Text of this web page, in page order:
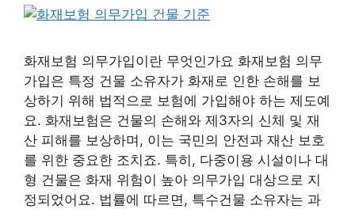
화재보험 의무가입이란 무엇인가요 화재보험 의무
가입은 특정 건물 소유자가 화재로 인한 손해를 보
상하기 위해 법적으로 보험에 가입해야 하는 제도예
요. 화재보험은 건물의 손해와 제3자의 신체 및 재
산 피해를 보상하며, 이는 국민의 안전과 재산 보호
를 위한 중요한 조치죠. 특히, 다중이용 시설이나 대
형 건물은 화재 위험이 높아 의무가입 대상으로 지
정되었어요. 법률에 따르면, 특수건물 소유자는 과